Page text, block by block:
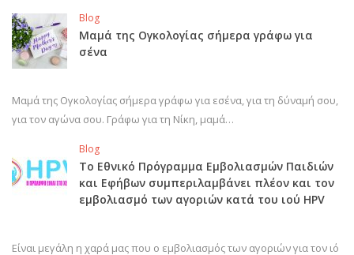
Blog
Μαμά της Ογκολογίας σήμερα γράφω για
σένα
Μαμά της Ογκολογίας σήμερα γράφω για εσένα, για τη δύναμή σου,
για τον αγώνα σου. Γράφω για τη Νίκη, μαμά…
Blog
Το Εθνικό Πρόγραμμα Εμβολιασμών Παιδιών
και Εφήβων συμπεριλαμβάνει πλέον και τον
εμβολιασμό των αγοριών κατά του ιού HPV
Είναι μεγάλη η χαρά μας που ο εμβολιασμός των αγοριών για τον ιό